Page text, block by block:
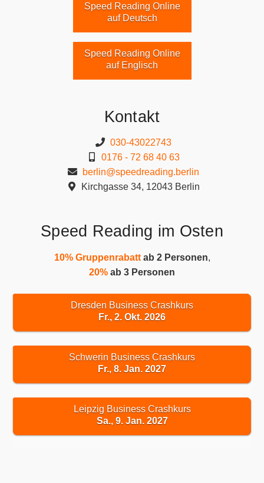
Speed Reading Online
auf Deutsch
Speed Reading Online
auf Englisch
Kontakt
030-43022743
0176 - 72 68 40 63
berlin@speedreading.berlin
Kirchgasse 34, 12043 Berlin
Speed Reading im Osten
10% Gruppenrabattab 2 Personen,
20% ab 3 Personen
Dresden Business Crashkurs
Fr., 2. Okt. 2026
Schwerin Business Crashkurs
Fr., 8. Jan. 2027
Leipzig Business Crashkurs
Sa., 9. Jan. 2027